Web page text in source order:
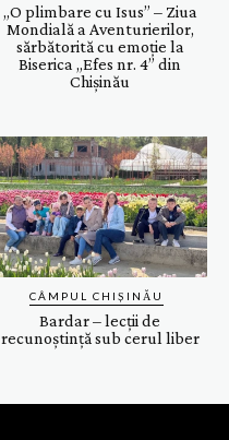
„O plimbare cu Isus” – Ziua
Mondială a Aventurierilor,
sărbătorită cu emoție la
Biserica „Efes nr. 4” din
Chișinău
CÂMPUL CHIȘINĂU
Bardar – lecții de
recunoștință sub cerul liber